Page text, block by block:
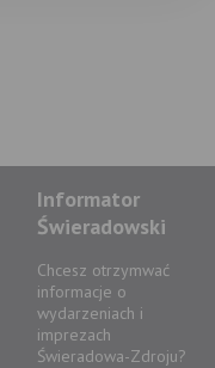
Informator
Świeradowski
Chcesz otrzymwać
informacje o
wydarzeniach i
imprezach
Świeradowa-Zdroju?